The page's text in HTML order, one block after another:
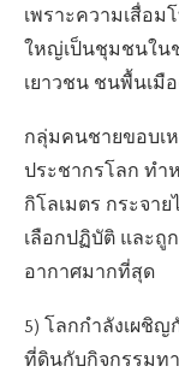
เพราะความเสื่อ
ใหญ่เป็นชุมชนใน
เยาวชน ชนพื้นเมื
กลุ่มคนชายขอบเ
ประชากรโลก ทำ
กิโลเมตร กระจาย
เลือกปฏิบัติ และถู
อากาศมากที่สุด
5) โลกกำลังเผชิญ
ที่ดินกับกิจกรรมท